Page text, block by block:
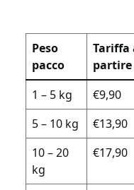
Peso
pacco
Tariffa
partire
1 – 5 kg
€9,90
5 – 10 kg
€13,90
10 – 20
kg
€17,90